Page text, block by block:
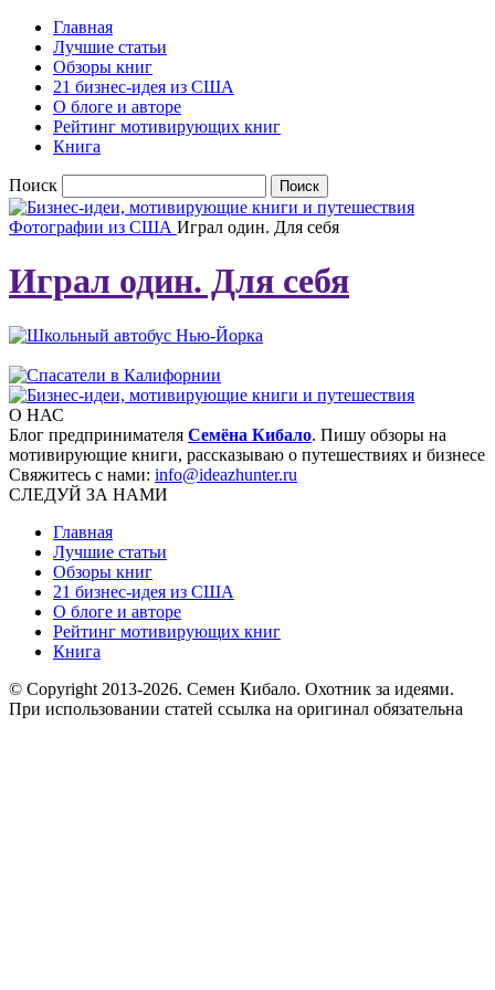
Главная
Лучшие статьи
Обзоры книг
21 бизнес-идея из США
О блоге и авторе
Рейтинг мотивирующих книг
Книга
Поиск
Фотографии из США Играл один. Для себя
Играл один. Для себя
О НАС
Блог предпринимателя Семёна Кибало. Пишу обзоры на
мотивирующие книги, рассказываю о путешествиях и бизнесе
Свяжитесь с нами: info@ideazhunter.ru
СЛЕДУЙ ЗА НАМИ
Главная
Лучшие статьи
Обзоры книг
21 бизнес-идея из США
О блоге и авторе
Рейтинг мотивирующих книг
Книга
© Copyright 2013-2026. Семен Кибало. Охотник за идеями.
При использовании статей ссылка на оригинал обязательна